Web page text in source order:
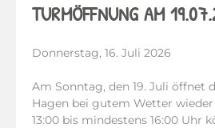
TURMÖFFNUNG AM
Donnerstag, 16. Juli 2026
Am Sonntag, den 19. Juli öffnet
Hagen bei gutem Wetter wieder
13:00 bis mindestens 16:00 Uhr